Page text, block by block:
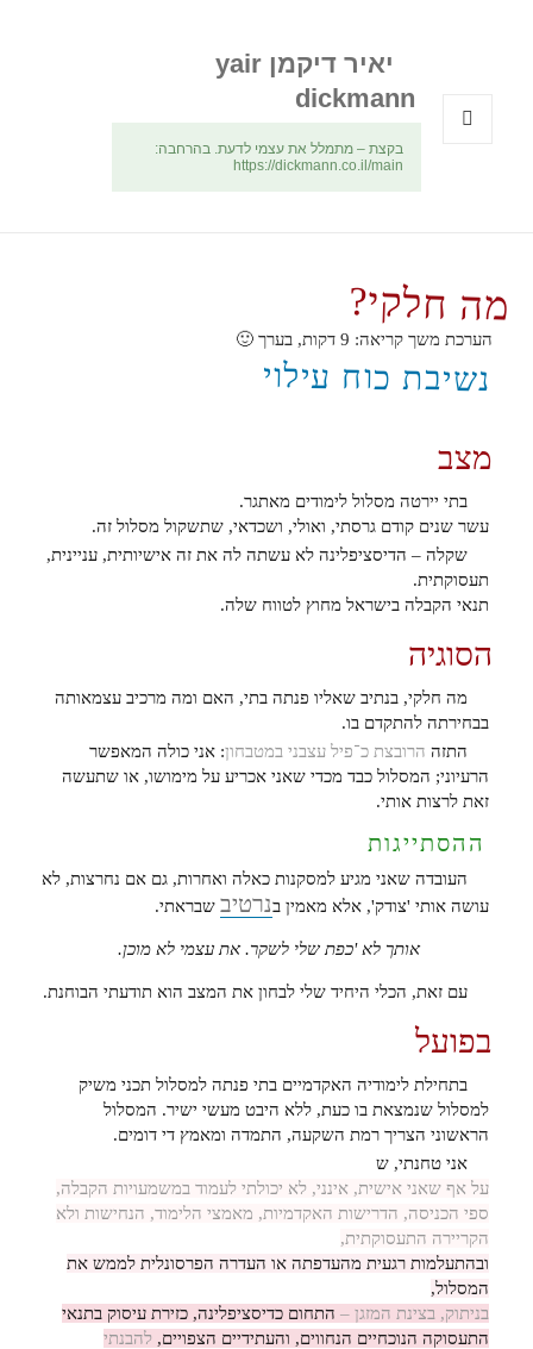
יאיר דיקמן yair
dickmann
בקצת – מתמלל את עצמי לדעת. בהרחבה:
https://dickmann.co.il/main
מה חלקי?
הערכת משך קריאה: 9 דקות, בערך 🙂
נשיבת כוח עילוי
מצב
בתי יירטה מסלול לימודים מאתגר.
עשר שנים קודם גרסתי, ואולי, ושכדאי, שתשקול מסלול זה.
שקלה – הדיסציפלינה לא עשתה לה את זה אישיותית, עניינית,
תעסוקתית.
תנאי הקבלה בישראל מחוץ לטווח שלה.
הסוגיה
מה חלקי, בנתיב שאליו פנתה בתי, האם ומה מרכיב עצמאותה
בבחירתה להתקדם בו.
התזה הרובצת כ־פיל עצבני במטבחון: אני כולה המאפשר
הרעיוני; המסלול כבד מכדי שאני אכריע על מימושו, או שתעשה
זאת לרצות אותי.
ההסתייגות
העובדה שאני מגיע למסקנות כאלה ואחרות, גם אם נחרצות, לא
עושה אותי 'צודק', אלא מאמין בנרטיב שבראתי.
אותך לא 'כפת שלי לשקר. את עצמי לא מוכן.
עם זאת, הכלי היחיד שלי לבחון את המצב הוא תודעתי הבוחנת.
בפועל
בתחילת לימודיה האקדמיים בתי פנתה למסלול תכני משיק
למסלול שנמצאת בו כעת, ללא היבט מעשי ישיר. המסלול
הראשוני הצריך רמת השקעה, התמדה ומאמץ די דומים.
אני טחנתי, ש
על אף שאני אישית, אינני, לא יכולתי לעמוד במשמעויות הקבלה,
ספי הכניסה, הדרישות האקדמיות, מאמצי הלימוד, הנחישות ולא
הקריירה התעסוקתית,
ובהתעלמות רגעית מהעדפתה או העדרה הפרסונלית לממש את
המסלול,
בניתוק, בצינת המזגן – התחום כדיסציפלינה, כזירת עיסוק בתנאי
התעסוקה הנוכחיים הנחווים, והעתידיים הצפויים, להבנתי